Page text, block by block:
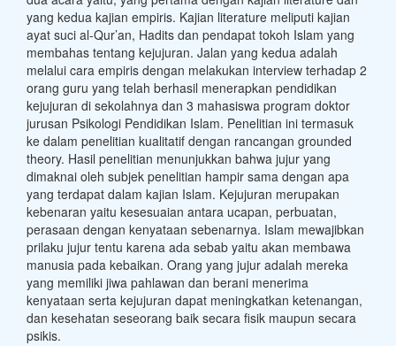
yang kedua kajian empiris. Kajian literature meliputi kajian
ayat suci al-Qur’an, Hadits dan pendapat tokoh Islam yang
membahas tentang kejujuran. Jalan yang kedua adalah
melalui cara empiris dengan melakukan interview terhadap 2
orang guru yang telah berhasil menerapkan pendidikan
kejujuran di sekolahnya dan 3 mahasiswa program doktor
jurusan Psikologi Pendidikan Islam. Penelitian ini termasuk
ke dalam penelitian kualitatif dengan rancangan grounded
theory. Hasil penelitian menunjukkan bahwa jujur yang
dimaknai oleh subjek penelitian hampir sama dengan apa
yang terdapat dalam kajian Islam. Kejujuran merupakan
kebenaran yaitu kesesuaian antara ucapan, perbuatan,
perasaan dengan kenyataan sebenarnya. Islam mewajibkan
prilaku jujur tentu karena ada sebab yaitu akan membawa
manusia pada kebaikan. Orang yang jujur adalah mereka
yang memiliki jiwa pahlawan dan berani menerima
kenyataan serta kejujuran dapat meningkatkan ketenangan,
dan kesehatan seseorang baik secara fisik maupun secara
psikis.